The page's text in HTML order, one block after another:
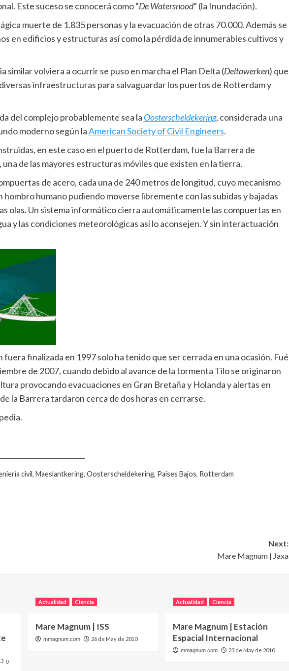
Este suceso se conocerá como “De Watersnood” (la Inundación).
muerte de 1.835 personas y la evacuación de otras 70.000. Además se
en edificios y estructuras así como la pérdida de innumerables cultivos y
similar volviera a ocurrir se puso en marcha el Plan Delta (Deltawerken) que
infraestructuras para salvaguardar los puertos de Rotterdam y
del complejo probablemente sea la Oosterscheldekering, considerada una
moderno según laAmerican Society of Civil Engineers.
en este caso en el puerto de Rotterdam, fue la Barrera de
una de las mayores estructuras móviles que existen en la tierra.
de acero, cada una de 240 metros de longitud, cuyo mecanismo
hombro humano pudiendo moverse libremente con las subidas y bajadas
olas. Un sistema informático cierra automáticamente las compuertas en
y las condiciones meteorológicas así lo aconsejen. Y sin interactuación
finalizada en 1997 solo ha tenido que ser cerrada en una ocasión. Fué
de 2007, cuando debido al avance de la tormenta Tilo se originaron
provocando evacuaciones en Gran Bretaña y Holanda y alertas en
la Barrera tardaron cerca de dos horas en cerrarse.
civil, Maeslantkering, Oosterscheldekering, Países Bajos, Rotterdam
Next:
Mare Magnum | Jaxa
0
Actualidad Ciencia
Mare Magnum | ISS
mmagnum.com 26 de May de 2010
Actualidad Ciencia
Mare Magnum | Estación
Espacial Internacional
mmagnum.com 23 de May de 2010